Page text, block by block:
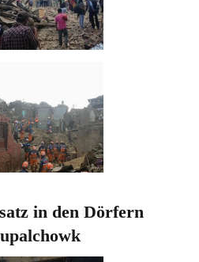
in den Dörfern